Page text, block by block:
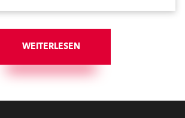
WEITERLESEN